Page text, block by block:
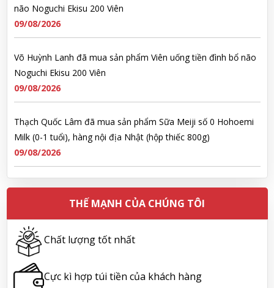
não Noguchi Ekisu 200 Viên
09/08/2026
Võ Huỳnh Lanh đã mua sản phẩm Viên uống tiền đình bổ não
Noguchi Ekisu 200 Viên
09/08/2026
Thạch Quốc Lâm đã mua sản phẩm Sữa Meiji số 0 Hohoemi
Milk (0-1 tuổi), hàng nội địa Nhật (hộp thiếc 800g)
09/08/2026
Ngô Quốc Cường đã mua sản phẩm Sữa Meiji số 0 Hohoemi
Milk (0-1 tuổi), hàng nội địa Nhật (hộp thiếc 800g)
09/08/2026
Lê Công Hoàng Huy đã mua sản phẩm Viên uống tiền đình bổ
não Noguchi Ekisu 200 Viên
09/08/2026
THẾ MẠNH CỦA CHÚNG TÔI
Chất lượng tốt nhất
Cực kì hợp túi tiền của khách hàng